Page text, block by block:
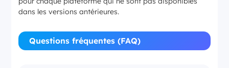
dans les versions antérieures.
Questions fréquentes (FAQ)